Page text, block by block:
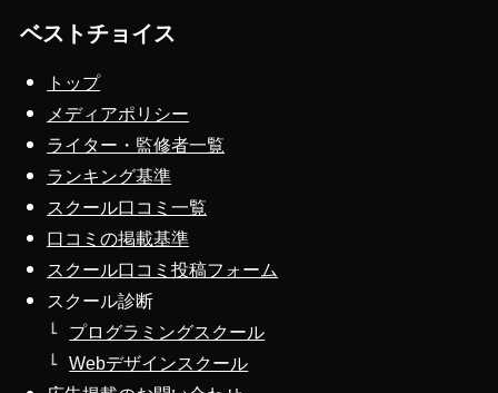
ベストチョイス
トップ
メディアポリシー
ライター・監修者一覧
ランキング基準
スクール口コミ一覧
口コミの掲載基準
スクール口コミ投稿フォーム
スクール診断
プログラミングスクール
Webデザインスクール